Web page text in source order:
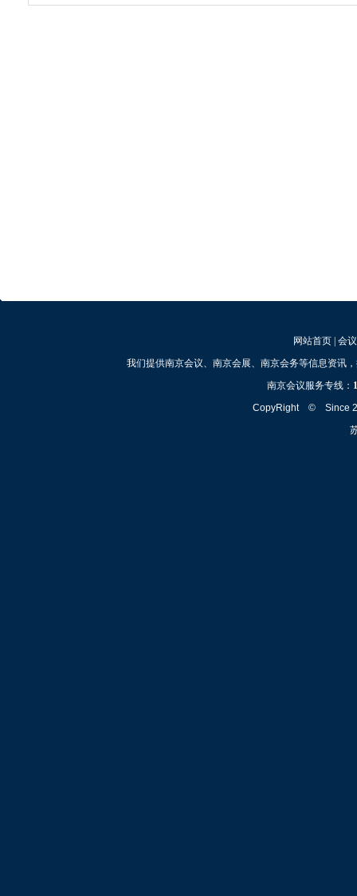
网站首页| 会
我们提供南京会议、南京会展、南京会务等信息资讯
南京会议服务专线：
CopyRight © Since